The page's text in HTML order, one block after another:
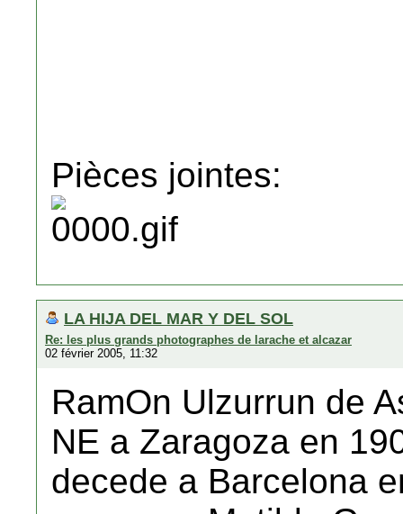
Pièces jointes:
LA HIJA DEL MAR Y DEL SOL
Re: les plus grands photographes de larache et alcazar
02 février 2005, 11:32
RamOn Ulzurrun de
NE a Zaragoza en
decede a Barcelona